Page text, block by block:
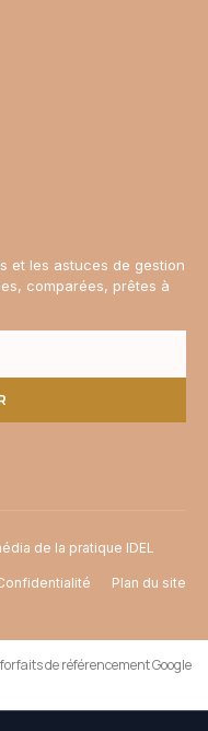
et les astuces de gestion
comparées, prêtes à
de la pratique IDEL
Plan du site
forfaits de référencement Google